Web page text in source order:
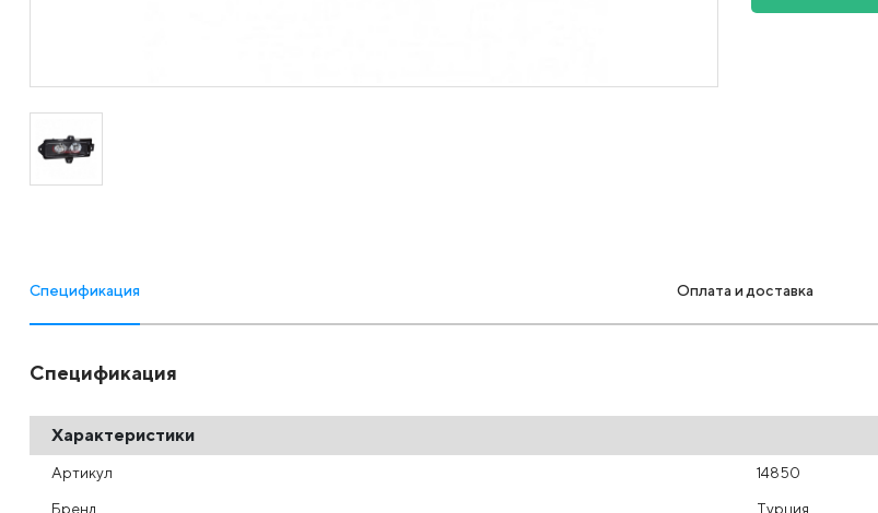
Спецификация Оплата и доставка
Спецификация
Характеристики
Артикул 14850
Бренд Турция